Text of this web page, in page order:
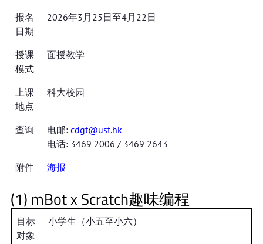
报名
日期
2026年3月25日至4月22日
授课
模式
面授教学
上课
地点
科大校园
查询 电邮: cdgt@ust.hk
电话: 3469 2006 / 3469 2643
附件
海报
(1) mBot x Scratch趣味编程
目标
对象
小学生（小五至小六）